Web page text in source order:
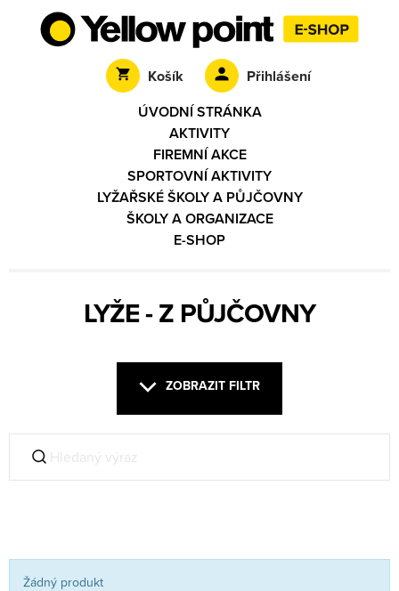
Košík
Přihlášení
ÚVODNÍ STRÁNKA
AKTIVITY
FIREMNÍ AKCE
SPORTOVNÍ AKTIVITY
LYŽAŘSKÉ ŠKOLY A PŮJČOVNY
ŠKOLY A ORGANIZACE
E-SHOP
LYŽE - Z PŮJČOVNY
ZOBRAZIT FILTR
Žádný produkt